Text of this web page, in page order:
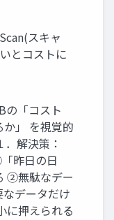
スキャ
とコストに
の「コスト
か」 を視覚的
解決策：
昨日の日
②無駄なデー
データだけ
に押えられる